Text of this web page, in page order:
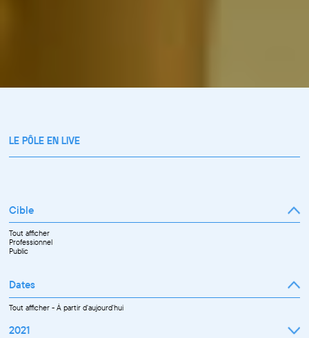
LE PÔLE EN LIVE
Cible
Tout afficher
Professionnel
Public
Dates
Tout afficher-À partir d'aujourd'hui
2021